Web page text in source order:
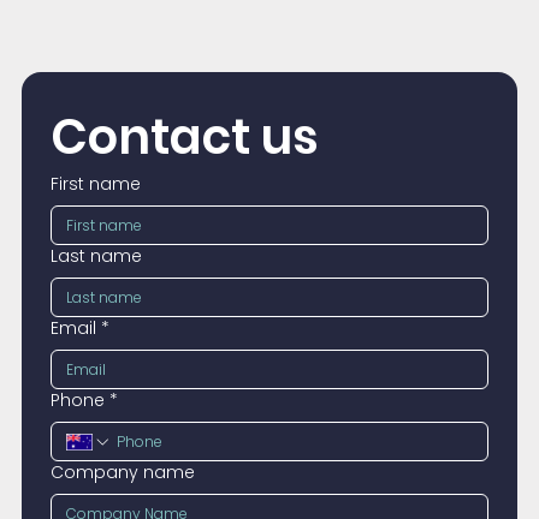
Contact us
First name
Last name
Email *
Phone *
Company name